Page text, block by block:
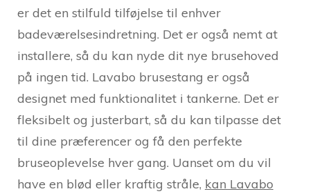
er det en stilfuld tilføjelse til enhver
badeværelsesindretning. Det er også nemt at
installere, så du kan nyde dit nye brusehoved
på ingen tid. Lavabo brusestang er også
designet med funktionalitet i tankerne. Det er
fleksibelt og justerbart, så du kan tilpasse det
til dine præferencer og få den perfekte
bruseoplevelse hver gang. Uanset om du vil
have en blød eller kraftig stråle, kan Lavabo